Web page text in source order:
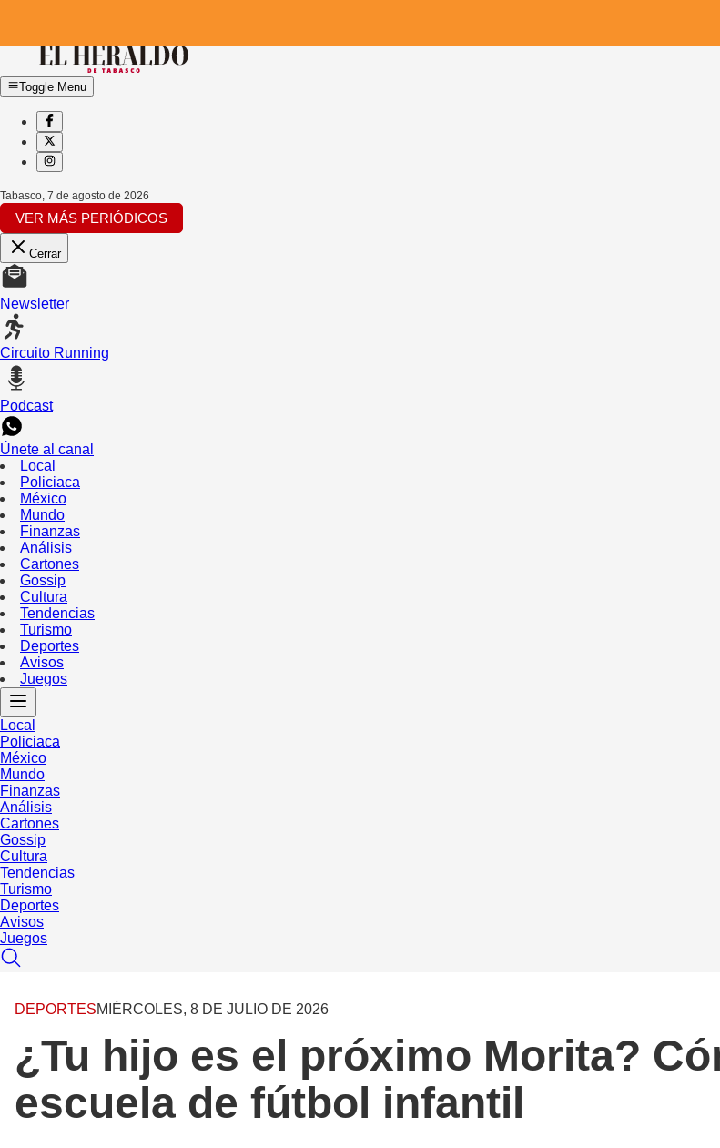
Toggle Menu
Tabasco, 7 de agosto de 2026
VER MÁS PERIÓDICOS
Cerrar
Newsletter
Circuito Running
Podcast
Únete al canal
Local
Policiaca
México
Mundo
Finanzas
Análisis
Cartones
Gossip
Cultura
Tendencias
Turismo
Deportes
Avisos
Juegos
Local
Policiaca
México
Mundo
Finanzas
Análisis
Cartones
Gossip
Cultura
Tendencias
Turismo
Deportes
Avisos
Juegos
DEPORTESMIÉRCOLES, 8 DE JULIO DE 2026
¿Tu hijo es el próximo Morita?
escuela de fútbol infantil